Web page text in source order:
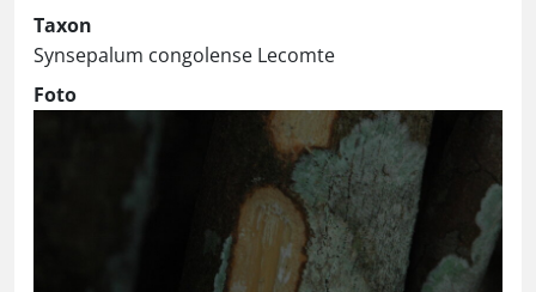
Taxon
Synsepalum congolense Lecomte
Foto